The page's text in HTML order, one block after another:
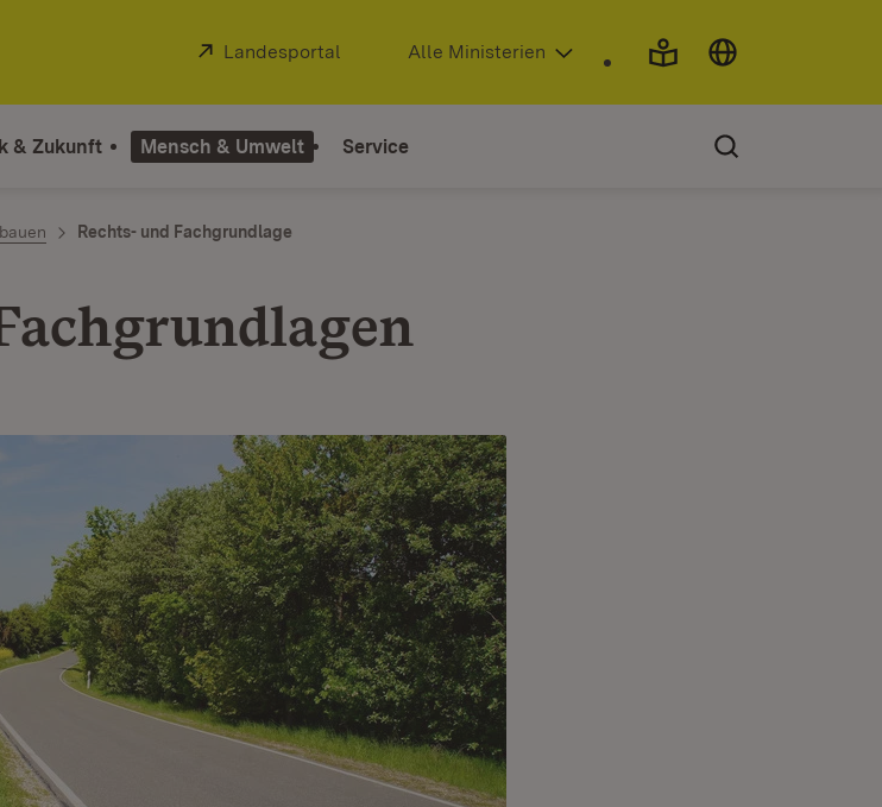
Extern:
Landesportal (Öffnet in neuem Fenster)
Alle Ministerien
& Zukunft Mensch & Umwelt Service
Rechts- und Fachgrundlage